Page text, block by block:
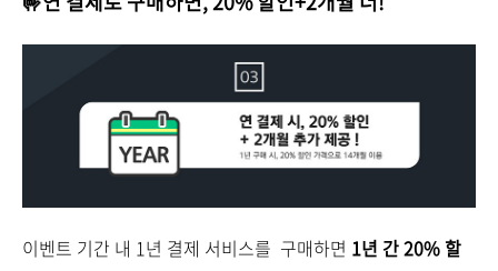
이벤트 기간 내 1년 결제 서비스를 구매하면 1년 간 20% 할